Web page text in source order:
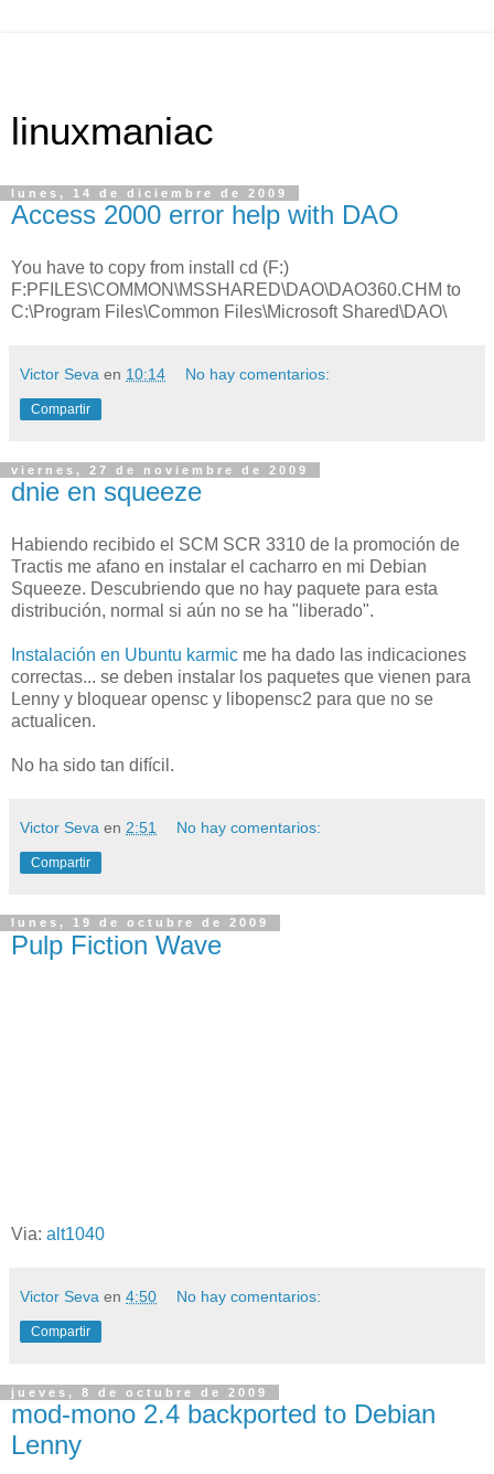
linuxmaniac
lunes, 14 de diciembre de 2009
Access 2000 error help with DAO
You have to copy from install cd (F:)
F:PFILES\COMMON\MSSHARED\DAO\DAO360.CHM to
C:\Program Files\Common Files\Microsoft Shared\DAO\
Victor Seva en 10:14 No hay comentarios:
Compartir
viernes, 27 de noviembre de 2009
dnie en squeeze
Habiendo recibido el SCM SCR 3310 de la promoción de
Tractis me afano en instalar el cacharro en mi Debian
Squeeze. Descubriendo que no hay paquete para esta
distribución, normal si aún no se ha "liberado".
Instalación en Ubuntu karmic me ha dado las indicaciones
correctas... se deben instalar los paquetes que vienen para
Lenny y bloquear opensc y libopensc2 para que no se
actualicen.
No ha sido tan difícil.
Victor Seva en 2:51 No hay comentarios:
Compartir
lunes, 19 de octubre de 2009
Pulp Fiction Wave
Via: alt1040
Victor Seva en 4:50 No hay comentarios:
Compartir
jueves, 8 de octubre de 2009
mod-mono 2.4 backported to Debian
Lenny